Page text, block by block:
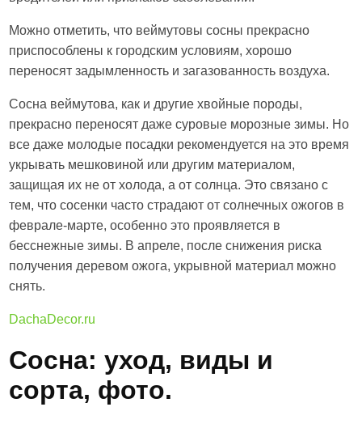
Можно отметить, что веймутовы сосны прекрасно
приспособлены к городским условиям, хорошо
переносят задымленность и загазованность воздуха.
Сосна веймутова, как и другие хвойные породы,
прекрасно переносят даже суровые морозные зимы. Но
все даже молодые посадки рекомендуется на это время
укрывать мешковиной или другим материалом,
защищая их не от холода, а от солнца. Это связано с
тем, что сосенки часто страдают от солнечных ожогов в
феврале-марте, особенно это проявляется в
бесснежные зимы. В апреле, после снижения риска
получения деревом ожога, укрывной материал можно
снять.
DachaDecor.ru
Сосна: уход, виды и
сорта, фото.